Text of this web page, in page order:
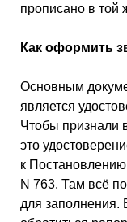
прописано в той
Как оформить
Основным
является
Чтобы признали
это
к
N 763. Там всё
для